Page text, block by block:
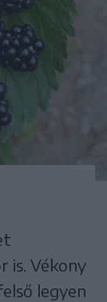
is. Vékony
legyen